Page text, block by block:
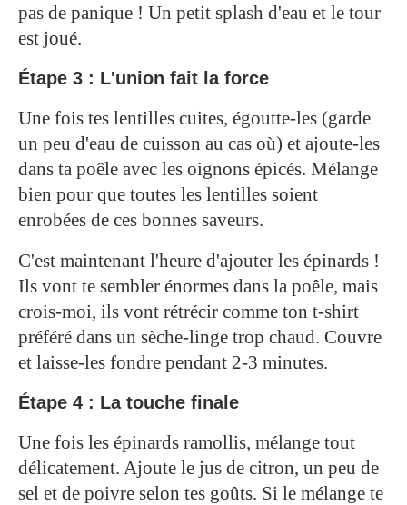
pas de panique ! Un petit splash d'eau et le tour
est joué.
Étape 3 : L'union fait la force
Une fois tes lentilles cuites, égoutte-les (garde
un peu d'eau de cuisson au cas où) et ajoute-les
dans ta poêle avec les oignons épicés. Mélange
bien pour que toutes les lentilles soient
enrobées de ces bonnes saveurs.
C'est maintenant l'heure d'ajouter les épinards !
Ils vont te sembler énormes dans la poêle, mais
crois-moi, ils vont rétrécir comme ton t-shirt
préféré dans un sèche-linge trop chaud. Couvre
et laisse-les fondre pendant 2-3 minutes.
Étape 4 : La touche finale
Une fois les épinards ramollis, mélange tout
délicatement. Ajoute le jus de citron, un peu de
sel et de poivre selon tes goûts. Si le mélange te